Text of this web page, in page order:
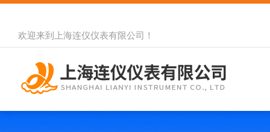
欢迎来到 上海连仪仪表有限公司 ！